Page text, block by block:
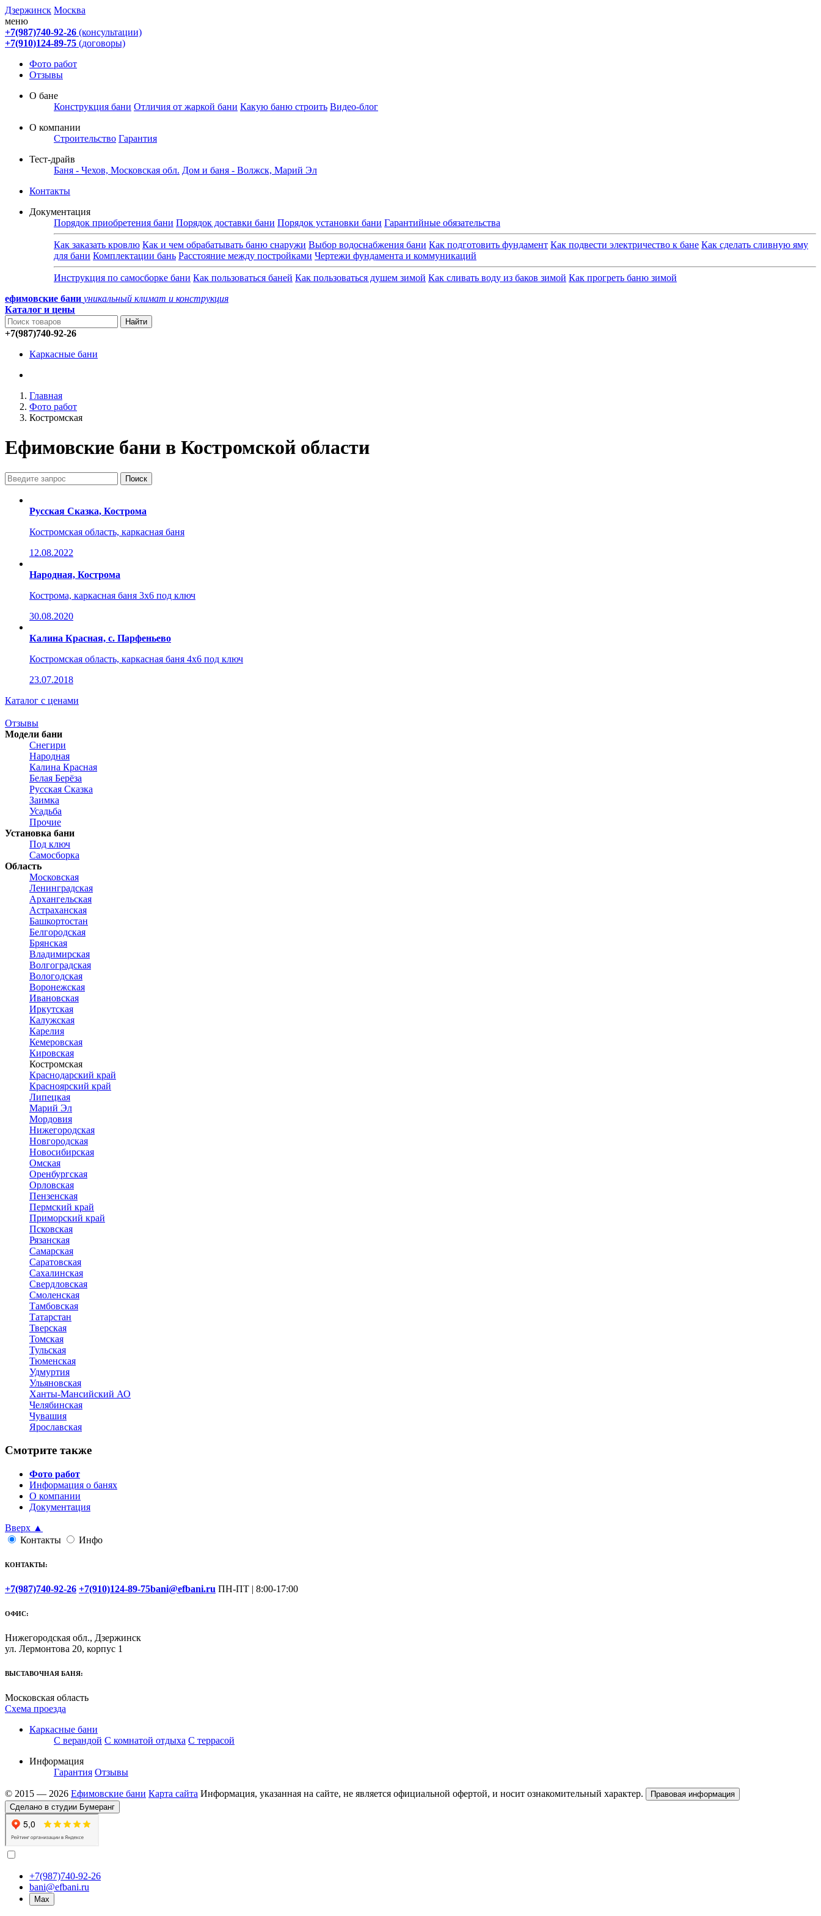
Дзержинск Москва
меню
+7(987)740-92-26 (консультации)
+7(910)124-89-75 (договоры)
Фото работ
Отзывы
О бане
Конструкция бани Отличия от жаркой бани Какую баню строить Видео-блог
О компании
Строительство Гарантия
Тест-драйв
Баня - Чехов, Московская обл. Дом и баня - Волжск, Марий Эл
Контакты
Документация
Порядок приобретения бани Порядок доставки бани Порядок установки бани Гарантийные обязательства
Как заказать кровлю Как и чем обрабатывать баню снаружи Выбор водоснабжения бани Как подготовить фундамент Как подвести электричество к бане Как сделать сливную яму
для бани Комплектации бань Расстояние между постройками Чертежи фундамента и коммуникаций
Инструкция по самосборке бани Как пользоваться баней Как пользоваться душем зимой Как сливать воду из баков зимой Как прогреть баню зимой
ефимовские бани уникальный климат и конструкция
Каталог и цены
+7(987)740-92-26
Каркасные бани
Главная
Фото работ
Костромская
Ефимовские бани в Костромской области
Русская Сказка, Кострома
Костромская область, каркасная баня
12.08.2022
Народная, Кострома
Кострома, каркасная баня 3x6 под ключ
30.08.2020
Калина Красная, с. Парфеньево
Костромская область, каркасная баня 4x6 под ключ
23.07.2018
Каталог с ценами
Отзывы
Модели бани
Снегири
Народная
Калина Красная
Белая Берёза
Русская Сказка
Заимка
Усадьба
Прочие
Установка бани
Под ключ
Самосборка
Область
Московская
Ленинградская
Архангельская
Астраханская
Башкортостан
Белгородская
Брянская
Владимирская
Волгоградская
Вологодская
Воронежская
Ивановская
Иркутская
Калужская
Карелия
Кемеровская
Кировская
Костромская
Краснодарский край
Красноярский край
Липецкая
Марий Эл
Мордовия
Нижегородская
Новгородская
Новосибирская
Омская
Оренбургская
Орловская
Пензенская
Пермский край
Приморский край
Псковская
Рязанская
Самарская
Саратовская
Сахалинская
Свердловская
Смоленская
Тамбовская
Татарстан
Тверская
Томская
Тульская
Тюменская
Удмуртия
Ульяновская
Ханты-Мансийский АО
Челябинская
Чувашия
Ярославская
Смотрите также
Фото работ
Информация о банях
О компании
Документация
Вверх ▲
Контакты
Инфо
КОНТАКТЫ:
+7(987)740-92-26 +7(910)124-89-75bani@efbani.ru ПН-ПТ | 8:00-17:00
ОФИС:
Нижегородская обл., Дзержинск
ул. Лермонтова 20, корпус 1
ВЫСТАВОЧНАЯ БАНЯ:
Московская область
Схема проезда
Каркасные бани
С верандой С комнатой отдыха С террасой
Информация
Гарантия Отзывы
© 2015 — 2026 Ефимовские бани Карта сайта Информация, указанная на сайте, не является официальной офертой, и носит ознакомительный характер.
Правовая информация
Сделано в студии Бумеранг
+7(987)740-92-26
bani@efbani.ru
Max